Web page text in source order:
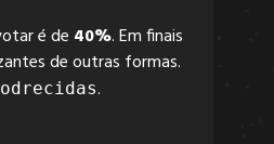
é de 40%. Em finais
de outras formas.
.